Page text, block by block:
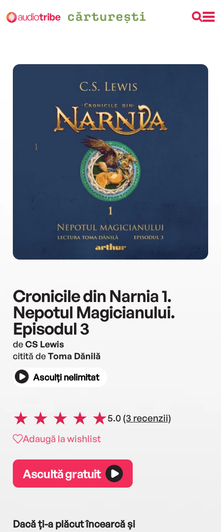
Cronicile din Narnia 1.
Nepotul Magicianului.
Episodul 3
deCS Lewis
citită deToma Dănilă
Asculți nelimitat
5.0 (3 recenzii)
Adaugă la wishlist
Ascultă gratuit
Dacă ți-a plăcut încearcă și